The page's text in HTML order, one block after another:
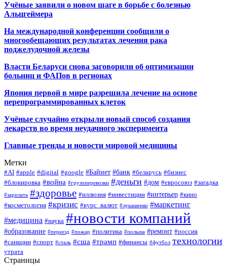
Учёные заявили о новом шаге в борьбе с болезнью
Альцгеймера
На международной конференции сообщили о
многообещающих результатах лечения рака
поджелудочной железы
Власти Беларуси снова заговорили об оптимизации
больниц и ФАПов в регионах
Япония первой в мире разрешила лечение на основе
перепрограммированных клеток
Учёные случайно открыли новый способ создания
лекарств во время неудачного эксперимента
Главные тренды и новости мировой медицины
Метки
#AI #apple #digital #google #Байнет #банк #беларусь #бизнес
#блокировка #война #грузоперевозки #деньги #дом #евросоюз #загадка
#зарплата #здоровье #иллюзия #инвестиции #интерьер #кино
#косметология #кризис #курс_валют #лукашенко #маркетинг
#медицина #наука #новости компаний
#образование #переезд #пожар #политика #польша #ремонт #россия
#санкции #спорт #сталь #сша #трамп #финансы #футбол технологии
утрата
Страницы